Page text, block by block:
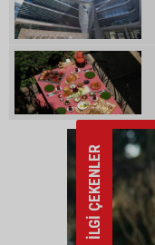
İLGİ ÇEKENLER